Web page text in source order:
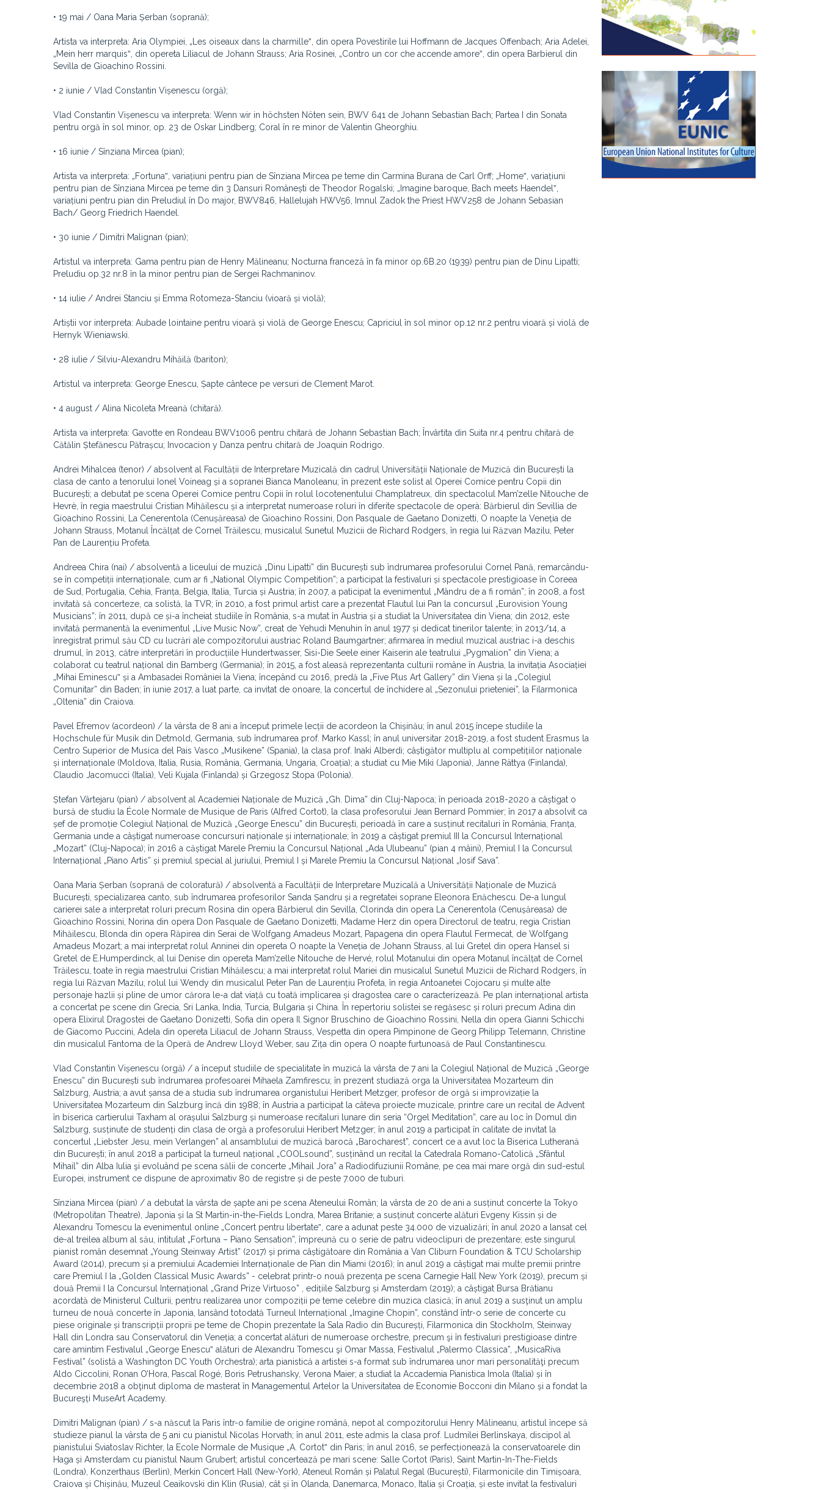
• 19 mai / Oana Maria Șerban (soprană);
Artista va interpreta: Aria Olympiei, „Les oiseaux dans la charmilleˮ, din opera Povestirile lui Hoffmann de Jacques Offenbach; Aria Adelei,
„Mein herr marquisˮ, din opereta Liliacul de Johann Strauss; Aria Rosinei, „Contro un cor che accende amoreˮ, din opera Barbierul din
Sevilla de Gioachino Rossini.
• 2 iunie / Vlad Constantin Vișenescu (orgă);
Vlad Constantin Vișenescu va interpreta: Wenn wir in höchsten Nöten sein, BWV 641 de Johann Sebastian Bach; Partea I din Sonata
pentru orgă în sol minor, op. 23 de Oskar Lindberg; Coral în re minor de Valentin Gheorghiu.
• 16 iunie / Sînziana Mircea (pian);
Artista va interpreta: „Fortunaˮ, variațiuni pentru pian de Sînziana Mircea pe teme din Carmina Burana de Carl Orff; „Homeˮ, variațiuni
pentru pian de Sînziana Mircea pe teme din 3 Dansuri Românești de Theodor Rogalski; „Imagine baroque, Bach meets Haendelˮ,
variațiuni pentru pian din Preludiul în Do major, BWV846, Hallelujah HWV56, Imnul Zadok the Priest HWV258 de Johann Sebasian
Bach/ Georg Friedrich Haendel.
• 30 iunie / Dimitri Malignan (pian);
Artistul va interpreta: Gama pentru pian de Henry Mălineanu; Nocturna franceză în fa minor op.6B.20 (1939) pentru pian de Dinu Lipatti;
Preludiu op.32 nr.8 în la minor pentru pian de Sergei Rachmaninov.
• 14 iulie / Andrei Stanciu și Emma Rotomeza-Stanciu (vioară și violă);
Artiștii vor interpreta: Aubade lointaine pentru vioară și violă de George Enescu; Capriciul în sol minor op.12 nr.2 pentru vioară și violă de
Hernyk Wieniawski.
• 28 iulie / Silviu-Alexandru Mihăilă (bariton);
Artistul va interpreta: George Enescu, Șapte cântece pe versuri de Clement Marot.
• 4 august / Alina Nicoleta Mreană (chitară).
Artista va interpreta: Gavotte en Rondeau BWV1006 pentru chitară de Johann Sebastian Bach; Învârtita din Suita nr.4 pentru chitară de
Cătălin Ștefănescu Pătrașcu; Invocacion y Danza pentru chitară de Joaquin Rodrigo.
Andrei Mihalcea (tenor) / absolvent al Facultății de Interpretare Muzicală din cadrul Universității Naționale de Muzică din București la
clasa de canto a tenorului Ionel Voineag și a sopranei Bianca Manoleanu; în prezent este solist al Operei Comice pentru Copii din
București; a debutat pe scena Operei Comice pentru Copii în rolul locotenentului Champlatreux, din spectacolul Mam’zelle Nitouche de
Hevrè, în regia maestrului Cristian Mihăilescu și a interpretat numeroase roluri în diferite spectacole de operà: Bărbierul din Sevillia de
Gioachino Rossini, La Cenerentola (Cenușăreasa) de Gioachino Rossini, Don Pasquale de Gaetano Donizetti, O noapte la Veneția de
Johann Strauss, Motanul Încălțat de Cornel Trăilescu, musicalul Sunetul Muzicii de Richard Rodgers, în regia lui Răzvan Mazilu, Peter
Pan de Laurențiu Profeta.
Andreea Chira (nai) / absolventă a liceului de muzică „Dinu Lipatti” din București sub îndrumarea profesorului Cornel Pană, remarcându-
se în competiții internaționale, cum ar fi „National Olympic Competition”; a participat la festivaluri și spectacole prestigioase în Coreea
de Sud, Portugalia, Cehia, Franța, Belgia, Italia, Turcia și Austria; în 2007, a paticipat la evenimentul „Mândru de a fi român”; în 2008, a fost
invitată să concerteze, ca solistă, la TVR; în 2010, a fost primul artist care a prezentat Flautul lui Pan la concursul „Eurovision Young
Musicians”; în 2011, după ce și-a încheiat studiile în România, s-a mutat în Austria și a studiat la Universitatea din Viena; din 2012, este
invitată permanentă la evenimentul „Live Music Now”, creat de Yehudi Menuhin în anul 1977 și dedicat tinerilor talente; în 2013/14, a
înregistrat primul său CD cu lucrări ale compozitorului austriac Roland Baumgartner; afirmarea în mediul muzical austriac i-a deschis
drumul, în 2013, către interpretări în producțiile Hundertwasser, Sisi-Die Seele einer Kaiserin ale teatrului „Pygmalion” din Viena; a
colaborat cu teatrul național din Bamberg (Germania); în 2015, a fost aleasă reprezentanta culturii române în Austria, la invitația Asociației
„Mihai Eminescuˮ și a Ambasadei României la Viena; începând cu 2016, predă la „Five Plus Art Gallery” din Viena și la „Colegiul
Comunitar” din Baden; în iunie 2017, a luat parte, ca invitat de onoare, la concertul de închidere al „Sezonului prieteniei”, la Filarmonica
„Oltenia” din Craiova.
Pavel Efremov (acordeon) / la vârsta de 8 ani a început primele lecții de acordeon la Chișinău; în anul 2015 începe studiile la
Hochschule für Musik din Detmold, Germania, sub îndrumarea prof. Marko Kassl; în anul universitar 2018-2019, a fost student Erasmus la
Centro Superior de Musica del Pais Vasco „Musikene” (Spania), la clasa prof. Inaki Alberdi; câștigător multiplu al competițiilor naționale
și internaționale (Moldova, Italia, Rusia, România, Germania, Ungaria, Croația); a studiat cu Mie Miki (Japonia), Janne Rättya (Finlanda),
Claudio Jacomucci (Italia), Veli Kujala (Finlanda) și Grzegosz Stopa (Polonia).
Ștefan Vârtejaru (pian) / absolvent al Academiei Naționale de Muzică „Gh. Dima” din Cluj-Napoca; în perioada 2018-2020 a câștigat o
bursă de studiu la École Normale de Musique de Paris (Alfred Cortot), la clasa profesorului Jean Bernard Pommier; în 2017 a absolvit ca
șef de promoție Colegiul Național de Muzică „George Enescu” din București, perioadă în care a susținut recitaluri în România, Franța,
Germania unde a câștigat numeroase concursuri naționale și internaționale; în 2019 a câștigat premiul III la Concursul Internațional
„Mozart” (Cluj-Napoca); în 2016 a căștigat Marele Premiu la Concursul Național „Ada Ulubeanu” (pian 4 mâini), Premiul I la Concursul
Internațional „Piano Artis” și premiul special al juriului, Premiul I și Marele Premiu la Concursul Național „Iosif Sava”.
Oana Maria Șerban (soprană de coloratură) / absolventă a Facultății de Interpretare Muzicală a Universității Naționale de Muzică
București, specializarea canto, sub îndrumarea profesorilor Sanda Șandru și a regretatei soprane Eleonora Enăchescu. De-a lungul
carierei sale a interpretat roluri precum Rosina din opera Bărbierul din Sevilla, Clorinda din opera La Cenerentola (Cenușăreasa) de
Gioachino Rossini, Norina din opera Don Pasquale de Gaetano Donizetti, Madame Herz din opera Directorul de teatru, regia Cristian
Mihăilescu, Blonda din opera Răpirea din Serai de Wolfgang Amadeus Mozart, Papagena din opera Flautul Fermecat, de Wolfgang
Amadeus Mozart; a mai interpretat rolul Anninei din opereta O noapte la Veneția de Johann Strauss, al lui Gretel din opera Hansel si
Gretel de E.Humperdinck, al lui Denise din opereta Mam’zelle Nitouche de Hervé, rolul Motanului din opera Motanul încălțat de Cornel
Trăilescu, toate în regia maestrului Cristian Mihăilescu; a mai interpretat rolul Mariei din musicalul Sunetul Muzicii de Richard Rodgers, în
regia lui Răzvan Mazilu, rolul lui Wendy din musicalul Peter Pan de Laurențiu Profeta, în regia Antoanetei Cojocaru și multe alte
personaje hazlii și pline de umor cărora le-a dat viață cu toată implicarea și dragostea care o caracterizează. Pe plan internațional artista
a concertat pe scene din Grecia, Sri Lanka, India, Turcia, Bulgaria și China. În repertoriu solistei se regăsesc și roluri precum Adina din
opera Elixirul Dragostei de Gaetano Donizetti, Sofia din opera Il Signor Bruschino de Gioachino Rossini, Nella din opera Gianni Schicchi
de Giacomo Puccini, Adela din opereta Liliacul de Johann Strauss, Vespetta din opera Pimpinone de Georg Philipp Telemann, Christine
din musicalul Fantoma de la Operă de Andrew Lloyd Weber, sau Zița din opera O noapte furtunoasă de Paul Constantinescu.
Vlad Constantin Vișenescu (orgă) / a început studiile de specialitate în muzică la vârsta de 7 ani la Colegiul Național de Muzică „George
Enescu” din București sub îndrumarea profesoarei Mihaela Zamfirescu; în prezent studiază orga la Universitatea Mozarteum din
Salzburg, Austria; a avut șansa de a studia sub îndrumarea organistului Heribert Metzger, profesor de orgă si improvizație la
Universitatea Mozarteum din Salzburg încă din 1988; în Austria a participat la câteva proiecte muzicale, printre care un recital de Advent
în biserica cartierului Taxham al orașului Salzburg și numeroase recitaluri lunare din seria “Orgel Meditation”, care au loc în Domul din
Salzburg, susținute de studenți din clasa de orgă a profesorului Heribert Metzger; în anul 2019 a participat în calitate de invitat la
concertul „Liebster Jesu, mein Verlangen” al ansamblului de muzică barocă „Barocharest”, concert ce a avut loc la Biserica Lutherană
din București; în anul 2018 a participat la turneul național „COOLsound”, susținând un recital la Catedrala Romano-Catolică „Sfântul
Mihail” din Alba Iulia şi evoluând pe scena sălii de concerte „Mihail Jora” a Radiodifuziunii Române, pe cea mai mare orgă din sud-estul
Europei, instrument ce dispune de aproximativ 80 de registre și de peste 7.000 de tuburi.
Sînziana Mircea (pian) / a debutat la vârsta de șapte ani pe scena Ateneului Român; la vârsta de 20 de ani a susținut concerte la Tokyo
(Metropolitan Theatre), Japonia și la St Martin-in-the-Fields Londra, Marea Britanie; a susținut concerte alături Evgeny Kissin și de
Alexandru Tomescu la evenimentul online „Concert pentru libertateˮ, care a adunat peste 34.000 de vizualizări; în anul 2020 a lansat cel
de-al treilea album al său, intitulat „Fortuna – Piano Sensation”, împreună cu o serie de patru videoclipuri de prezentare; este singurul
pianist român desemnat „Young Steinway Artist” (2017) și prima câștigătoare din România a Van Cliburn Foundation & TCU Scholarship
Award (2014), precum și a premiului Academiei Internaționale de Pian din Miami (2016); în anul 2019 a câștigat mai multe premii printre
care Premiul I la „Golden Classical Music Awards” - celebrat printr-o nouă prezența pe scena Carnegie Hall New York (2019), precum și
două Premii I la Concursul Internațional „Grand Prize Virtuoso” , edițiile Salzburg și Amsterdam (2019); a câștigat Bursa Brătianu
acordată de Ministerul Culturii, pentru realizarea unor compoziții pe teme celebre din muzica clasică; în anul 2019 a susţinut un amplu
turneu de nouă concerte în Japonia, lansând totodată Turneul Internațional „Imagine Chopin”, constând într-o serie de concerte cu
piese originale și transcripții proprii pe teme de Chopin prezentate la Sala Radio din Bucureșți, Filarmonica din Stockholm, Steinway
Hall din Londra sau Conservatorul din Veneția; a concertat alături de numeroase orchestre, precum şi în festivaluri prestigioase dintre
care amintim Festivalul „George Enescuˮ alături de Alexandru Tomescu şi Omar Massa, Festivalul „Palermo Classica”, „MusicaRiva
Festival” (solistă a Washington DC Youth Orchestra); arta pianistică a artistei s-a format sub îndrumarea unor mari personalităţi precum
Aldo Ciccolini, Ronan O’Hora, Pascal Rogé, Boris Petrushansky, Verona Maier; a studiat la Accademia Pianistica Imola (Italia) și în
decembrie 2018 a obţinut diploma de masterat în Managementul Artelor la Universitatea de Economie Bocconi din Milano și a fondat la
Bucureşți MuseArt Academy.
Dimitri Malignan (pian) / s-a născut la Paris într-o familie de origine română, nepot al compozitorului Henry Mălineanu, artistul începe să
studieze pianul la vârsta de 5 ani cu pianistul Nicolas Horvath; în anul 2011, este admis la clasa prof. Ludmilei Berlinskaya, discipol al
pianistului Sviatoslav Richter, la Ecole Normale de Musique „A. Cortotˮ din Paris; în anul 2016, se perfecționează la conservatoarele din
Haga și Amsterdam cu pianistul Naum Grubert; artistul concertează pe mari scene: Salle Cortot (Paris), Saint Martin-In-The-Fields
(Londra), Konzerthaus (Berlin), Merkin Concert Hall (New-York), Ateneul Român și Palatul Regal (București), Filarmonicile din Timișoara,
Craiova și Chișinău, Muzeul Ceaikovski din Klin (Rusia), cât și în Olanda, Danemarca, Monaco, Italia și Croația, și este invitat la festivaluri